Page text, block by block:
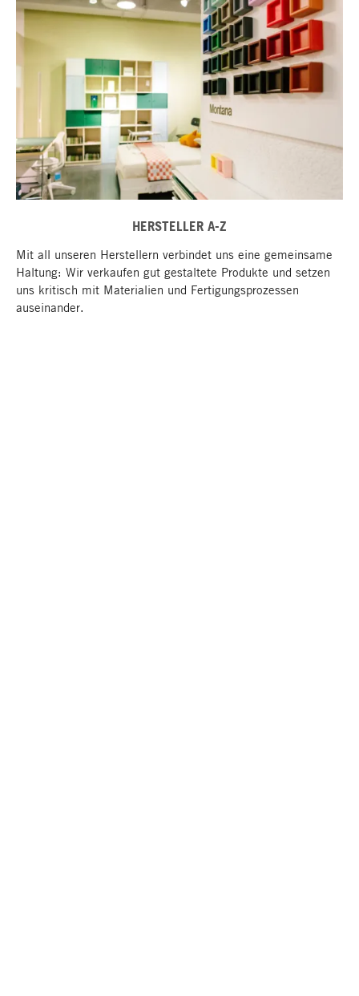
HERSTELLER A-Z
Mit all unseren Herstellern verbindet uns eine gemeinsame
Haltung: Wir verkaufen gut gestaltete Produkte und setzen
uns kritisch mit Materialien und Fertigungsprozessen
auseinander.